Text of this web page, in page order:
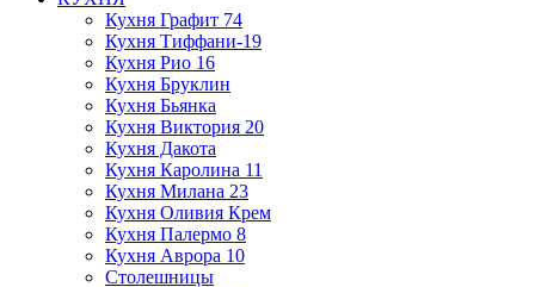
Кухня Графит 74
Кухня Тиффани-19
Кухня Рио 16
Кухня Бруклин
Кухня Бьянка
Кухня Виктория 20
Кухня Дакота
Кухня Каролина 11
Кухня Милана 23
Кухня Оливия Крем
Кухня Палермо 8
Кухня Аврора 10
Столешницы